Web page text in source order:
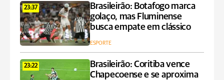
23:37
Brasileirão: Botafogo marca
golaço, mas Fluminense
busca empate em clássico
ESPORTE
23:22
Brasileirão: Coritiba vence
Chapecoense e se aproxima